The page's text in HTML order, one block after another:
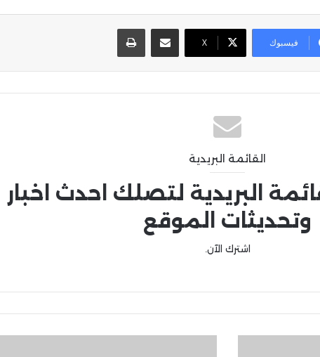
فيسبوك X
مشاركة عبر البريد
القائمة البريدية
البريدية لتصلك احدث اخبار
وتحديثات الموقع
اشترك الآن.